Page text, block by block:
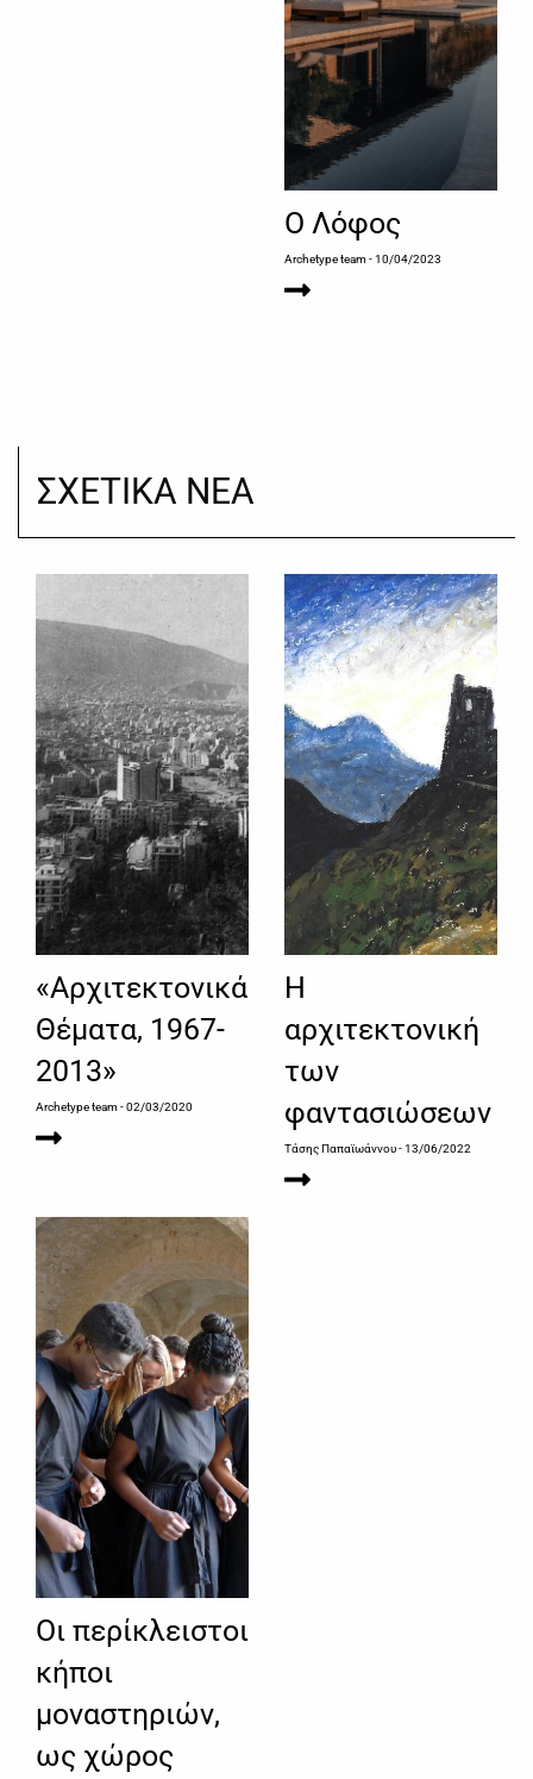
Ο Λόφος
Archetype team- 10/04/2023
ΣΧΕΤΙΚΑ ΝΕΑ
«Αρχιτεκτονικά
Θέματα, 1967-
2013»
Archetype team- 02/03/2020
Η
αρχιτεκτονική
των
φαντασιώσεων
Τάσης Παπαϊωάννου- 13/06/2022
Οι περίκλειστοι
κήποι
μοναστηριών,
ως χώρος